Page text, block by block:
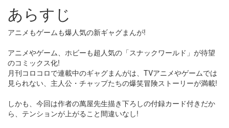
あらすじ
アニメもゲームも爆人気の新ギャグまんが!
アニメやゲーム、ホビーも超人気の「スナックワールド」が待望
のコミックス化!
月刊コロコロで連載中のギャグまんがは、TVアニメやゲームでは
見られない、主人公・チャップたちの爆笑冒険ストーリーが満載!
しかも、今回は作者の萬屋先生描き下ろしの付録カード付きだか
ら、テンションが上がること間違いなし!